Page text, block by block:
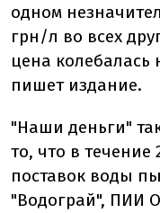
одном
грн/л во всех
цена колебалась
пишет издание.
"Наши деньги"
то, что в
поставок воды
"Водограй", ПИИ